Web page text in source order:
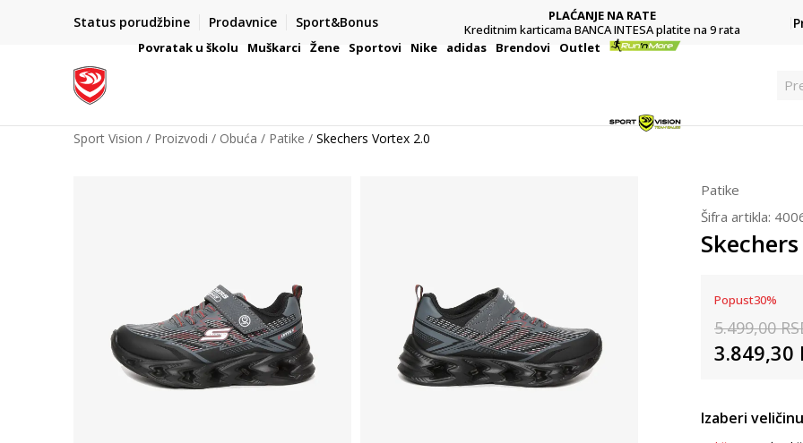
Status porudžbine Prodavnice Sport&Bonus
VAŽNO OBAVEŠTENJE ZA POTROŠAČE
PLAĆANJE NA RATE
Kreditnim karticama BANCA INTESA platite na 9 rata
Povratak u školu Muškarci Žene Sportovi Nike adidas Brendovi Outlet
Pr
Sport Vision Proizvodi Obuća Patike Skechers Vortex 2.0
Patike
Šifra artikla:
Popust30%
5.499,00
3.849,30
Izaberi